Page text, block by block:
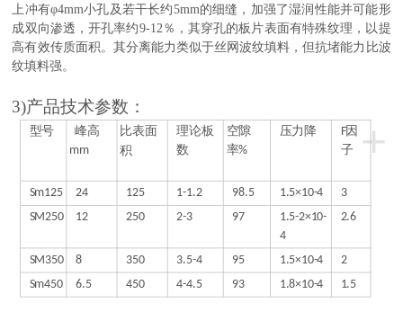
上冲有φ4mm小孔及若干长约5mm的细缝，加强了湿润性能并可能形
成双向渗透，开孔率约9-12％，其穿孔的板片表面有特殊纹理，以提
高有效传质面积。其分离能力类似于丝网波纹填料，但抗堵能力比波
纹填料强。
3)产品技术参数：
+
型号
峰高
mm
比表面
积
理论板
数
空隙
率%
压力降
F因
子
Sm125 24 125 1-1.2 98.5 1.5×10-4
3
SM250
12 250 2-3 97
1.5-2×10-
4
2.6
SM350 8 350 3.5-4 95 1.5×10-4
2
Sm450
6.5 450 4-4.5 93 1.8×10-4 1.5